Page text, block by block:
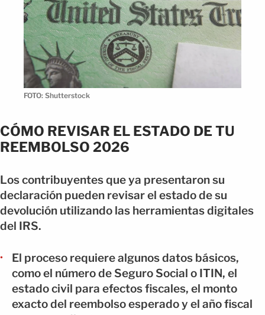
FOTO: Shutterstock
CÓMO REVISAR EL ESTADO DE TU
REEMBOLSO 2026
Los contribuyentes que ya presentaron su
declaración pueden revisar el estado de su
devolución utilizando las herramientas digitales
del IRS.
El proceso requiere algunos datos básicos,
como el número de Seguro Social o ITIN, el
estado civil para efectos fiscales, el monto
exacto del reembolso esperado y el año fiscal